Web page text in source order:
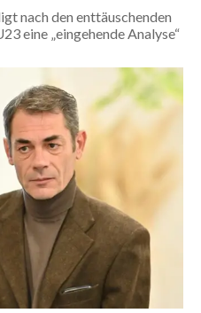
nach den enttäuschenden
eine „eingehende Analyse“